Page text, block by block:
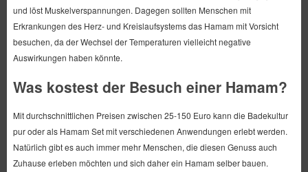
und löst Muskelverspannungen. Dagegen sollten Menschen mit
Erkrankungen des Herz- und Kreislaufsystems das Hamam mit Vorsicht
besuchen, da der Wechsel der Temperaturen vielleicht negative
Auswirkungen haben könnte.
Was kostest der Besuch einer Hamam?
Mit durchschnittlichen Preisen zwischen 25-150 Euro kann die Badekultur
pur oder als Hamam Set mit verschiedenen Anwendungen erlebt werden.
Natürlich gibt es auch immer mehr Menschen, die diesen Genuss auch
Zuhause erleben möchten und sich daher ein Hamam selber bauen.